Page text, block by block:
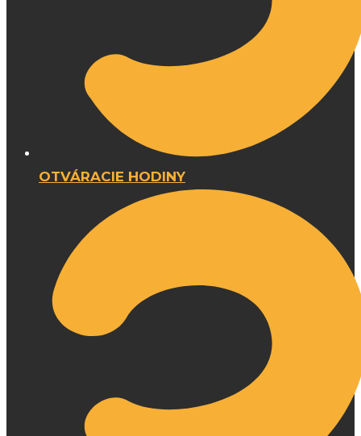
OTVÁRACIE HODINY